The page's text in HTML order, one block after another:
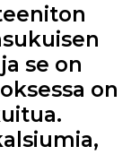
se on
on